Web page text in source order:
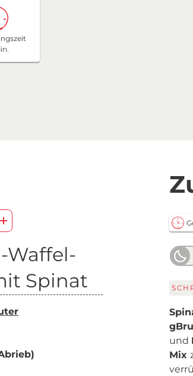
Waffel-
Spinat
g
und
Mix